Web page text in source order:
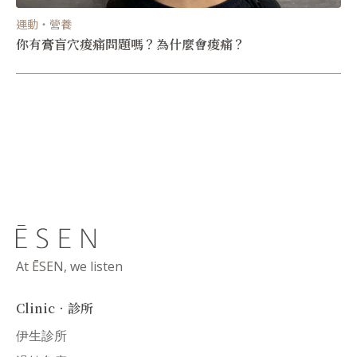
運動・營養
你有膏盲穴痠痛問題嗎？為什麼會痠痛？
At ĒSEN, we listen
Clinic．診所
伊生診所